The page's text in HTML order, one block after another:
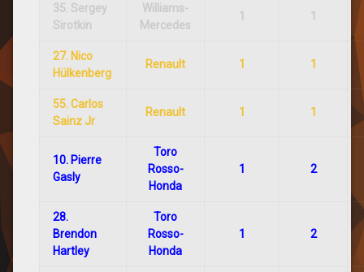
35. Sergey
Sirotkin
Williams-
Mercedes
1 1
27. Nico
Hülkenberg
Renault 1 1
55. Carlos
Sainz Jr
Renault 1 1
10. Pierre
Gasly
Toro
Rosso-
Honda
1 2
28.
Brendon
Hartley
Toro
Rosso-
Honda
1 2